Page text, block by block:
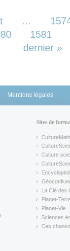
…
1581
dernier »
Mentions légales
Sites de
CultureMath
(link is
(link is
Culture
(link is
(link is
(link is
La Clé des
(link is
Planet-
(link is
Planet-Vie
(link is
Sciences
(link is
Ces